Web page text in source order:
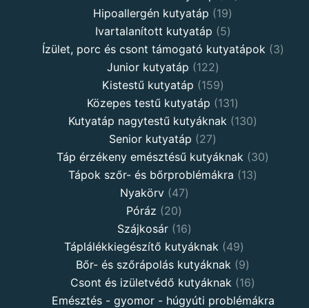
Hipoallergén kutyatáp
19
Ivartalanított kutyatáp
5
Ízület, porc és csont támogató kutyatápok
3
Junior kutyatáp
122
Kistestű kutyatáp
159
Közepes testű kutyatáp
131
Kutyatáp nagytestű kutyáknak
130
Senior kutyatáp
27
Táp érzékeny emésztésű kutyáknak
30
Tápok szőr- és bőrproblémákra
13
Nyakörv
47
Póráz
20
Szájkosár
16
Táplálékkiegészítő kutyáknak
49
Bőr- és szőrápolás kutyáknak
9
Csont és izületvédő kutyáknak
16
Emésztés - gyomor - húgyúti problémákra